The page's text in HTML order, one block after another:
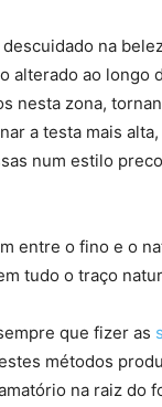
na
alterado ao longo
nesta zona,
a testa mais
num estilo
entre o fino e o
tudo o traço
que fizer as
métodos
na raiz do